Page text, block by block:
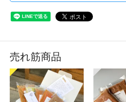
売れ筋商品